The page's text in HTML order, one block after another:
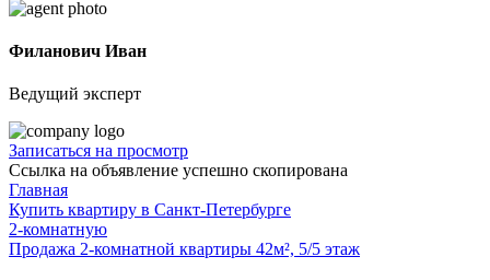
Филанович Иван
Ведущий эксперт
Записаться на просмотр
Ссылка на объявление успешно скопирована
Главная
Купить квартиру в Санкт-Петербурге
2-комнатную
Продажа 2-комнатной квартиры 42м², 5/5 этаж